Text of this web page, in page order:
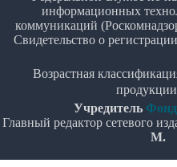
информационных
коммуникаций
Свидетельство о регистрации
Возрастная
продукции
Учредитель
Главный редактор сетевого
М.